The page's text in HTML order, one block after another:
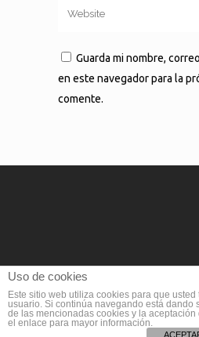
Guarda mi nombre,
en este navegador para la
comente.
Política de Cookies
Uso de cookies
Este sitio web utiliza cookies para que
usuario. Si continúa navegando está dando
de las mencionadas cookies y la aceptación
el enlace para mayor información.